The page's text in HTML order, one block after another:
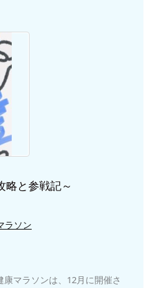
略と参戦記～
ラソン
マラソンは、12月に開催さ